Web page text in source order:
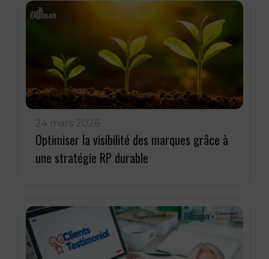
24 mars 2026
Optimiser la visibilité des marques grâce à
une stratégie RP durable